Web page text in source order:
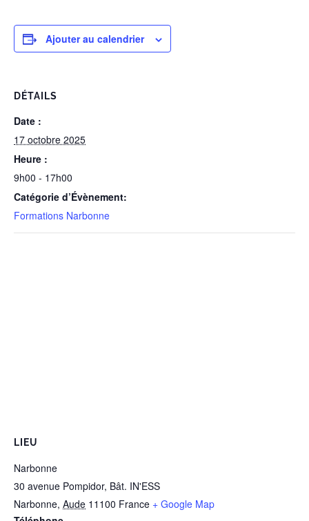
Ajouter au calendrier
DÉTAILS
Date :
17 octobre 2025
Heure :
9h00 - 17h00
Catégorie d’Évènement:
Formations Narbonne
LIEU
Narbonne
30 avenue Pompidor, Bât. IN'ESS
Narbonne, Aude 11100 France + Google Map